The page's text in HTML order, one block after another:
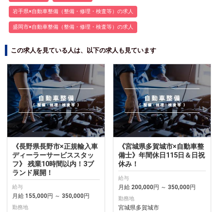
岩手県×自動車整備（整備・修理・検査等）の求人
盛岡市×自動車整備（整備・修理・検査等）の求人
この求人を見ている人は、以下の求人も見ています
《長野県長野市×正規輸入車
ディーラーサービススタッ
フ》 残業10時間以内！3ブ
ランド展開！
給与
月給 155,000円 ～ 350,000円
勤務地
《宮城県多賀城市×自動車整
備士》年間休日115日＆日祝
休み！
給与
月給 200,000円 ～ 350,000円
勤務地
宮城県多賀城市